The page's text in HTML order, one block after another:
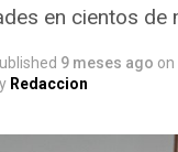
en cientos de
9 meses ago on
Redaccion